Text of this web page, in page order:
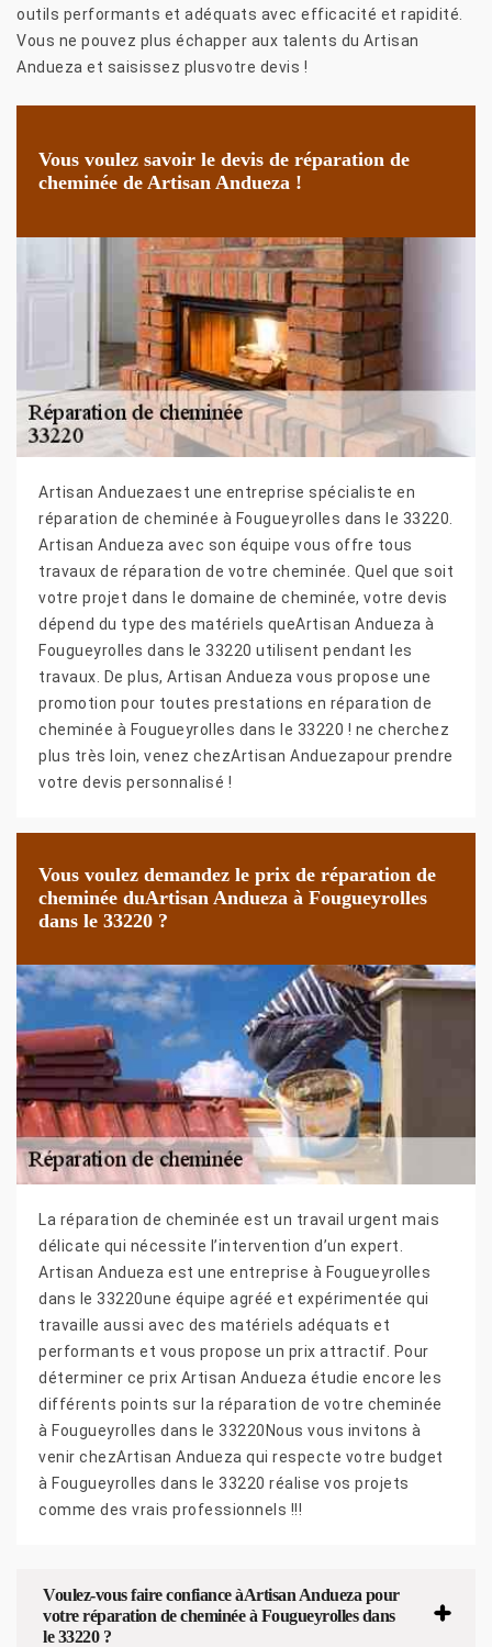
outils performants et adéquats avec efficacité et rapidité.
Vous ne pouvez plus échapper aux talents du Artisan
Andueza et saisissez plusvotre devis !
Vous voulez savoir le devis de réparation de
cheminée de Artisan Andueza !
Artisan Anduezaest une entreprise spécialiste en
réparation de cheminée à Fougueyrolles dans le 33220.
Artisan Andueza avec son équipe vous offre tous
travaux de réparation de votre cheminée. Quel que soit
votre projet dans le domaine de cheminée, votre devis
dépend du type des matériels queArtisan Andueza à
Fougueyrolles dans le 33220 utilisent pendant les
travaux. De plus, Artisan Andueza vous propose une
promotion pour toutes prestations en réparation de
cheminée à Fougueyrolles dans le 33220 ! ne cherchez
plus très loin, venez chezArtisan Anduezapour prendre
votre devis personnalisé !
Vous voulez demandez le prix de réparation de
cheminée duArtisan Andueza à Fougueyrolles
dans le 33220 ?
La réparation de cheminée est un travail urgent mais
délicate qui nécessite l’intervention d’un expert.
Artisan Andueza est une entreprise à Fougueyrolles
dans le 33220une équipe agréé et expérimentée qui
travaille aussi avec des matériels adéquats et
performants et vous propose un prix attractif. Pour
déterminer ce prix Artisan Andueza étudie encore les
différents points sur la réparation de votre cheminée
à Fougueyrolles dans le 33220Nous vous invitons à
venir chezArtisan Andueza qui respecte votre budget
à Fougueyrolles dans le 33220 réalise vos projets
comme des vrais professionnels !!!
Voulez-vous faire confiance àArtisan Andueza pour
votre réparation de cheminée à Fougueyrolles dans
le 33220 ?